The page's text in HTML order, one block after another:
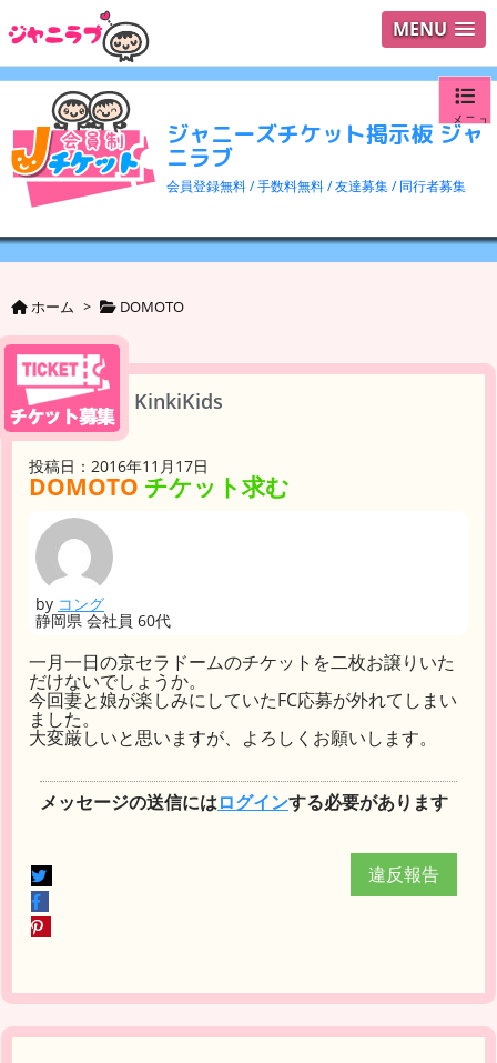
MENU
ジャニーズチケット掲示板 ジャ
ニラブ
会員登録無料 / 手数料無料 / 友達募集 / 同行者募集
メニュ
ログイ
ユーザ
ホーム > DOMOTO
KinkiKids
投稿日：2016年11月17日
DOMOTO チケット求む
by コング
静岡県 会社員 60代
一月一日の京セラドームのチケットを二枚お譲りいた
だけないでしょうか。
今回妻と娘が楽しみにしていたFC応募が外れてしまい
ました。
大変厳しいと思いますが、よろしくお願いします。
メッセージの送信にはログインする必要があります
違反報告